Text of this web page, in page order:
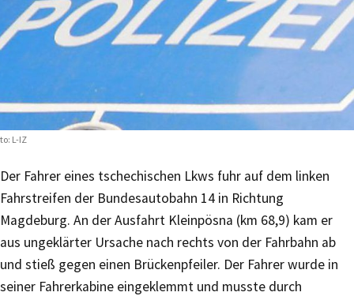
L-IZ
Der Fahrer eines tschechischen Lkws fuhr auf dem linken
Fahrstreifen der Bundesautobahn 14 in Richtung
Magdeburg. An der Ausfahrt Kleinpösna (km 68,9) kam er
aus ungeklärter Ursache nach rechts von der Fahrbahn ab
und stieß gegen einen Brückenpfeiler. Der Fahrer wurde in
seiner Fahrerkabine eingeklemmt und musste durch